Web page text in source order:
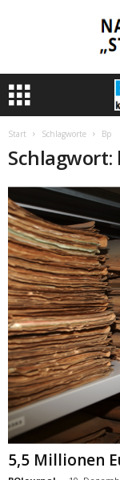
Start Schlagworte Bp
Schlagwort:
5,5 Millionen